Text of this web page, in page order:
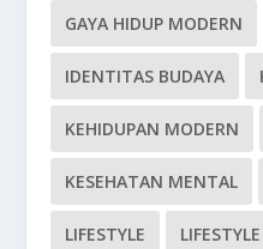
GAYA HIDUP MODERN
IDENTITAS BUDAYA
KEHIDUPAN MODERN
KESEHATAN MENTAL
LIFESTYLE